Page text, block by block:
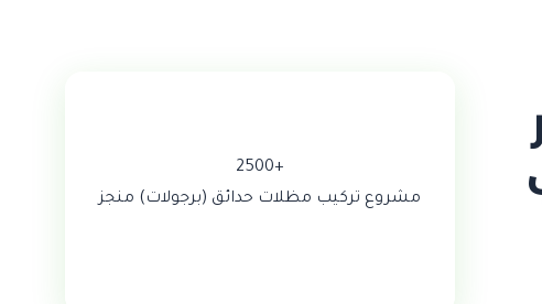
+2500
مشروع تركيب مظلات حدائق (برجولات) منجز